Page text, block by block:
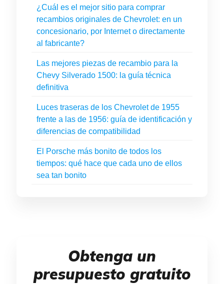
¿Cuál es el mejor sitio para comprar
recambios originales de Chevrolet: en un
concesionario, por Internet o directamente
al fabricante?
Las mejores piezas de recambio para la
Chevy Silverado 1500: la guía técnica
definitiva
Luces traseras de los Chevrolet de 1955
frente a las de 1956: guía de identificación y
diferencias de compatibilidad
El Porsche más bonito de todos los
tiempos: qué hace que cada uno de ellos
sea tan bonito
Obtenga un
presupuesto gratuito